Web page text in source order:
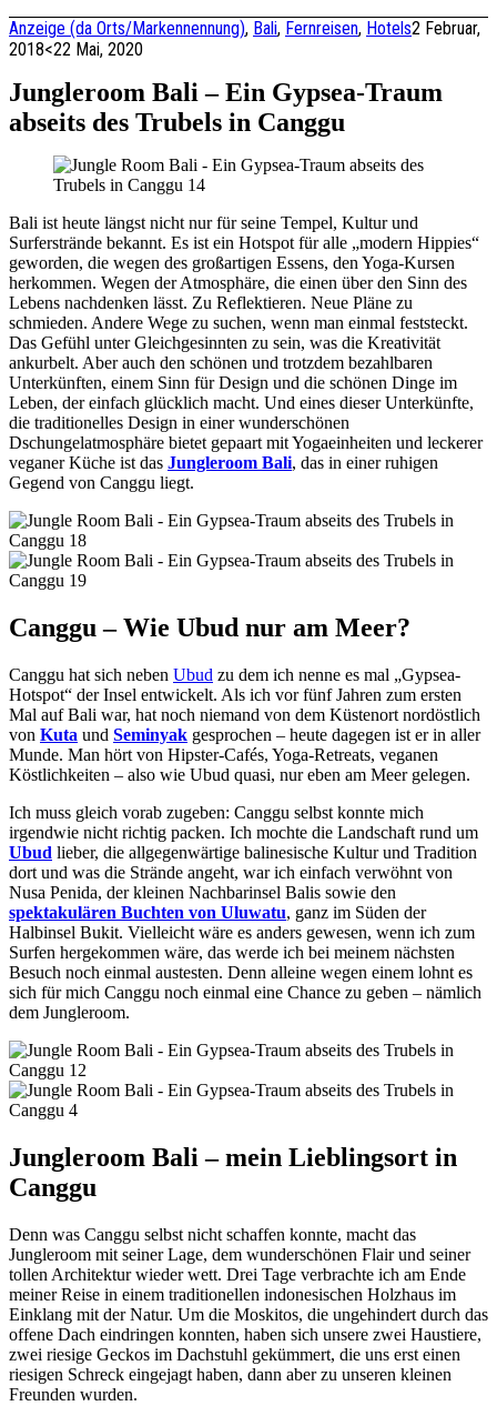
Anzeige (da Orts/Markennennung), Bali, Fernreisen, Hotels2 Februar,
2018<22 Mai, 2020
Jungleroom Bali – Ein Gypsea-Traum
abseits des Trubels in Canggu
Bali ist heute längst nicht nur für seine Tempel, Kultur und
Surferstrände bekannt. Es ist ein Hotspot für alle „modern Hippies“
geworden, die wegen des großartigen Essens, den Yoga-Kursen
herkommen. Wegen der Atmosphäre, die einen über den Sinn des
Lebens nachdenken lässt. Zu Reflektieren. Neue Pläne zu
schmieden. Andere Wege zu suchen, wenn man einmal feststeckt.
Das Gefühl unter Gleichgesinnten zu sein, was die Kreativität
ankurbelt. Aber auch den schönen und trotzdem bezahlbaren
Unterkünften, einem Sinn für Design und die schönen Dinge im
Leben, der einfach glücklich macht. Und eines dieser Unterkünfte,
die traditionelles Design in einer wunderschönen
Dschungelatmosphäre bietet gepaart mit Yogaeinheiten und leckerer
veganer Küche ist das Jungleroom Bali, das in einer ruhigen
Gegend von Canggu liegt.
Canggu – Wie Ubud nur am Meer?
Canggu hat sich neben Ubud zu dem ich nenne es mal „Gypsea-
Hotspot“ der Insel entwickelt. Als ich vor fünf Jahren zum ersten
Mal auf Bali war, hat noch niemand von dem Küstenort nordöstlich
von Kuta und Seminyak gesprochen – heute dagegen ist er in aller
Munde. Man hört von Hipster-Cafés, Yoga-Retreats, veganen
Köstlichkeiten – also wie Ubud quasi, nur eben am Meer gelegen.
Ich muss gleich vorab zugeben: Canggu selbst konnte mich
irgendwie nicht richtig packen. Ich mochte die Landschaft rund um
Ubud lieber, die allgegenwärtige balinesische Kultur und Tradition
dort und was die Strände angeht, war ich einfach verwöhnt von
Nusa Penida, der kleinen Nachbarinsel Balis sowie den
spektakulären Buchten von Uluwatu, ganz im Süden der
Halbinsel Bukit. Vielleicht wäre es anders gewesen, wenn ich zum
Surfen hergekommen wäre, das werde ich bei meinem nächsten
Besuch noch einmal austesten. Denn alleine wegen einem lohnt es
sich für mich Canggu noch einmal eine Chance zu geben – nämlich
dem Jungleroom.
Jungleroom Bali – mein Lieblingsort in
Canggu
Denn was Canggu selbst nicht schaffen konnte, macht das
Jungleroom mit seiner Lage, dem wunderschönen Flair und seiner
tollen Architektur wieder wett. Drei Tage verbrachte ich am Ende
meiner Reise in einem traditionellen indonesischen Holzhaus im
Einklang mit der Natur. Um die Moskitos, die ungehindert durch das
offene Dach eindringen konnten, haben sich unsere zwei Haustiere,
zwei riesige Geckos im Dachstuhl gekümmert, die uns erst einen
riesigen Schreck eingejagt haben, dann aber zu unseren kleinen
Freunden wurden.